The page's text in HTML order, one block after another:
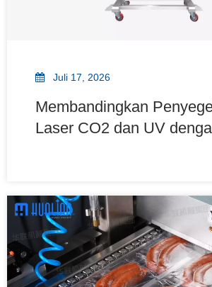
Juli 17, 2026
Membandingkan
Laser CO2 dan UV